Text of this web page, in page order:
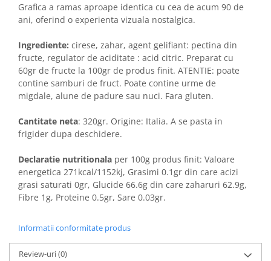
Grafica a ramas aproape identica cu cea de acum 90 de
ani, oferind o experienta vizuala nostalgica.
Ingrediente: cirese, zahar, agent gelifiant: pectina din
fructe, regulator de aciditate : acid citric. Preparat cu
60gr de fructe la 100gr de produs finit. ATENTIE: poate
contine samburi de fruct. Poate contine urme de
migdale, alune de padure sau nuci. Fara gluten.
Cantitate neta: 320gr. Origine: Italia. A se pasta in
frigider dupa deschidere.
Declaratie nutritionala per 100g produs finit: Valoare
energetica 271kcal/1152kj, Grasimi 0.1gr din care acizi
grasi saturati 0gr, Glucide 66.6g din care zaharuri 62.9g,
Fibre 1g, Proteine 0.5gr, Sare 0.03gr.
Informatii conformitate produs
Review-uri(0)